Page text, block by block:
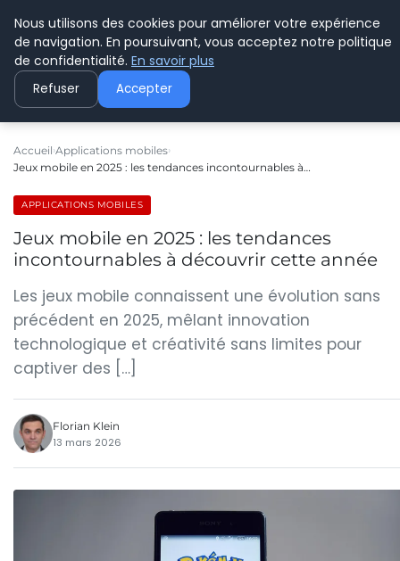
C PLUSPLUS
Accueil Applications mobiles
Jeux mobile en 2025 : les tendances incontournables à…
APPLICATIONS MOBILES
Jeux mobile en 2025 : les tendances
incontournables à découvrir cette année
Les jeux mobile connaissent une évolution sans
précédent en 2025, mêlant innovation
technologique et créativité sans limites pour
captiver des […]
Florian Klein
13 mars 2026
Nous utilisons des cookies pour améliorer votre expérience
de navigation. En poursuivant, vous acceptez notre politique
de confidentialité. En savoir plus
Refuser Accepter